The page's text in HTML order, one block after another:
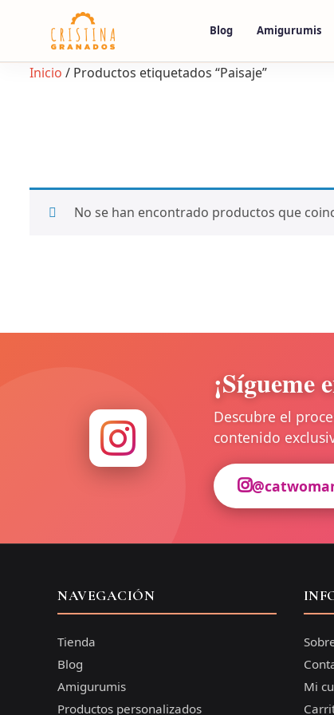
Blog Amigurumis
Inicio / Productos etiquetados “Paisaje”
No se han encontrado productos que
¡Sígueme
Descubre el
contenido
NAVEGACIÓN
Tienda
Blog
Amigurumis
Productos personalizados
Mi